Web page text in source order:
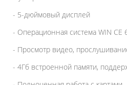
- 5-дюймовый дисплей
- Операционная система WIN CE
- Просмотр видео,
- 4Гб встроенной памяти,